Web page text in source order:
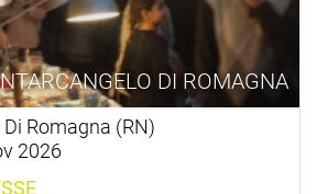
DI ROMAGNA
Romagna (RN)
2026